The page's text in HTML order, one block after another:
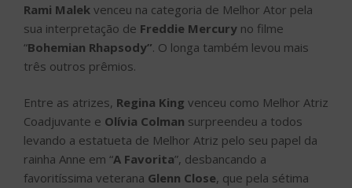
Rami Malek venceu na categoria de Melhor Ator pela
sua interpretação de Freddie Mercury no filme
“Bohemian Rhapsody”. O longa também levou mais
três outros prêmios.
Entre as atrizes, Regina King venceu como Melhor Atriz
Coadjuvante e Olívia Colman surpreendeu a todos
levando a estatueta de Melhor Atriz pelo seu papel da
rainha Anne em “A Favorita”, desbancando a
favoritíssima veterana Glenn Close, que pela sétima